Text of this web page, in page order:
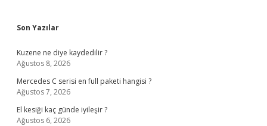
Sidebar
Son Yazılar
Kuzene ne diye kaydedilir ?
Ağustos 8, 2026
Mercedes C serisi en full paketi hangisi ?
Ağustos 7, 2026
El kesiği kaç günde iyileşir ?
Ağustos 6, 2026